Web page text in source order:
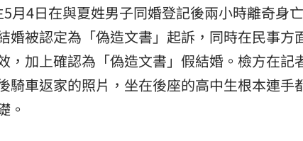
月4日在與夏姓男子同婚登記後兩小時離奇身
婚被認定為「偽造文書」起訴，同時在民事方
，加上確認為「偽造文書」假結婚。檢方在記
騎車返家的照片，坐在後座的高中生根本連手
。